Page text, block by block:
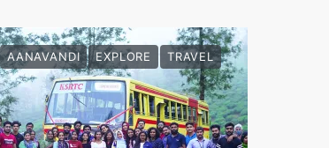
AANAVANDI EXPLORE TRAVEL